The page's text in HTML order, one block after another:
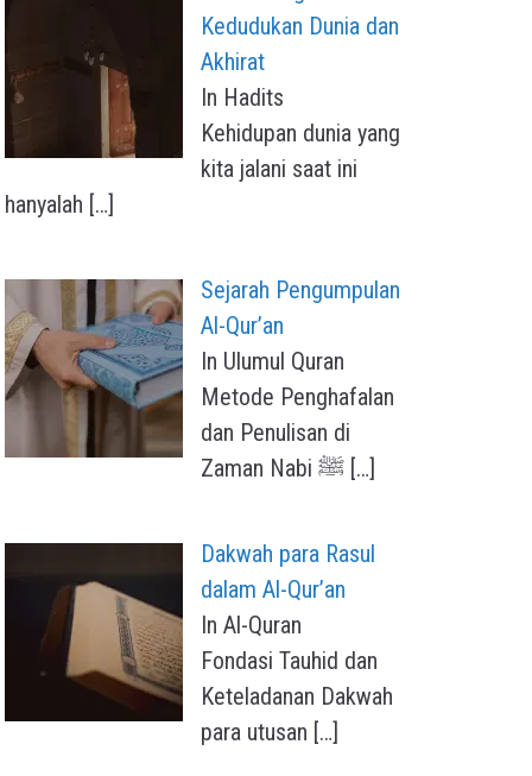
Kedudukan Dunia dan
Akhirat
In Hadits
Kehidupan dunia yang
kita jalani saat ini
hanyalah […]
Sejarah Pengumpulan
Al-Qur’an
In Ulumul Quran
Metode Penghafalan
dan Penulisan di
[…]
Dakwah para Rasul
dalam Al-Qur’an
In Al-Quran
Fondasi Tauhid dan
Keteladanan Dakwah
para utusan […]